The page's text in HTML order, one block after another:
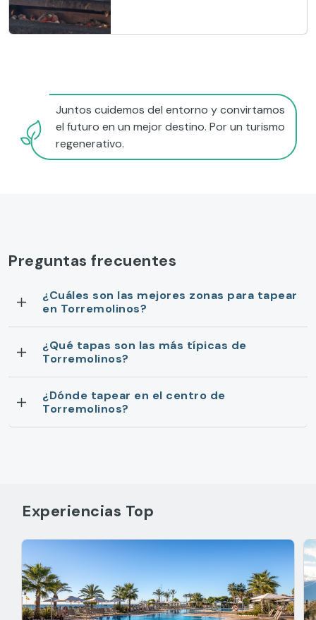
Juntos cuidemos del entorno y convirtamos
el futuro en un mejor destino. Por un turismo
regenerativo.
Preguntas frecuentes
¿Cuáles son las mejores zonas para tapear
en Torremolinos?
¿Qué tapas son las más típicas de
Torremolinos?
¿Dónde tapear en el centro de
Torremolinos?
Experiencias Top